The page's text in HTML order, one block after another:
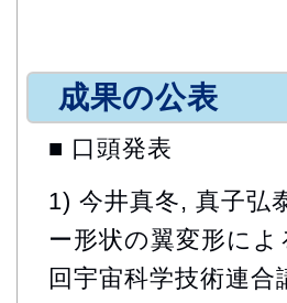
成果の公表
■ 口頭発表
1) 今井真冬, 真子弘
ー形状の翼変形に
回宇宙科学技術連